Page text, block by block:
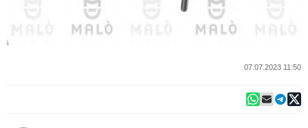
07.07.2023 11:50